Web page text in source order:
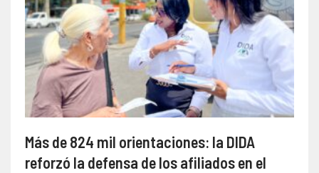
Más de 824 mil orientaciones: la DIDA
reforzó la defensa de los afiliados en el